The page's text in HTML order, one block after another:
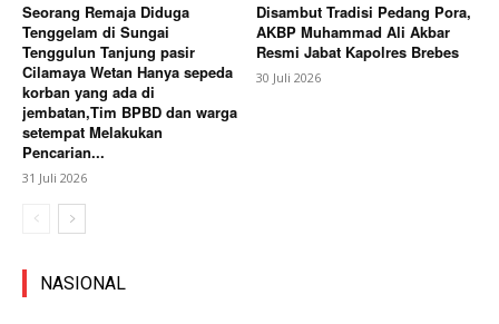
Seorang Remaja Diduga
Tenggelam di Sungai
Tenggulun Tanjung pasir
Cilamaya Wetan Hanya sepeda
korban yang ada di
jembatan,Tim BPBD dan warga
setempat Melakukan
Pencarian...
31 Juli 2026
Disambut Tradisi Pedang Pora,
AKBP Muhammad Ali Akbar
Resmi Jabat Kapolres Brebes
30 Juli 2026
NASIONAL